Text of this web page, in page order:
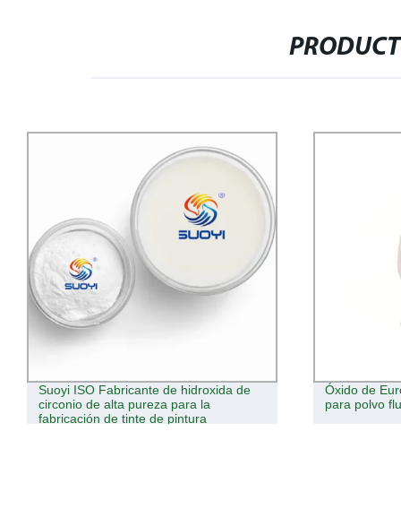
Óxido de Europio EU2o3 de alta pureza
para polvo fluorescente y fósforo
China fuerte
NdFeB